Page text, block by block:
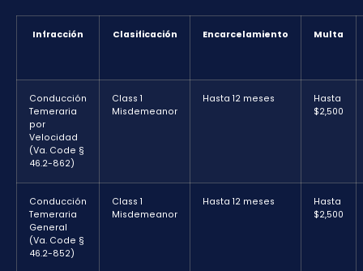
Infracción Clasificación Encarcelamiento Multa
Conducción
Temeraria
por
Velocidad
(Va. Code §
46.2-862)
Class 1
Misdemeanor
Hasta 12 meses
Hasta
$2,500
Conducción
Temeraria
General
(Va. Code §
46.2-852)
Class 1
Misdemeanor
Hasta 12 meses
Hasta
$2,500